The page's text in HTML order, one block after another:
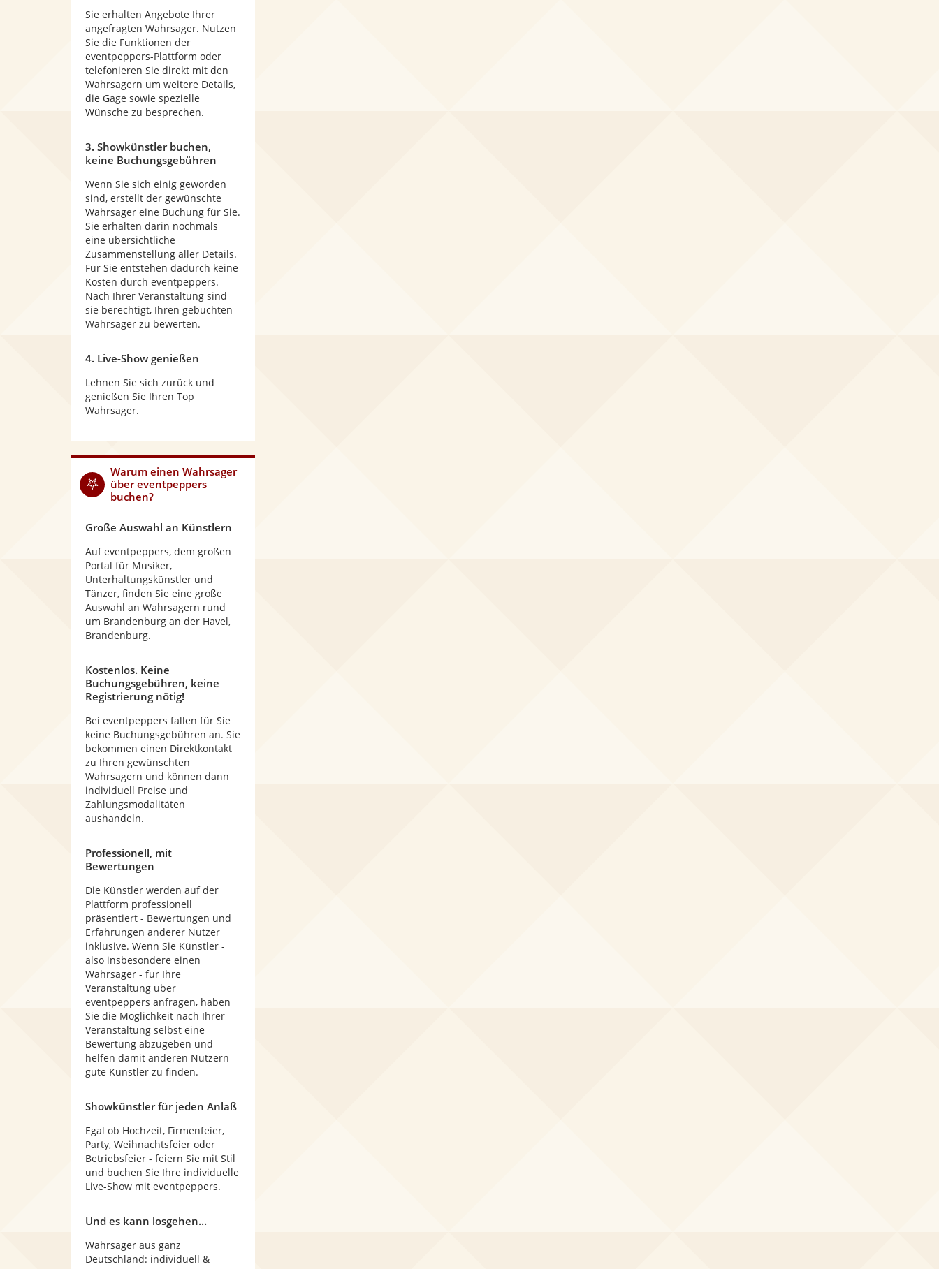
Sie erhalten Angebote Ihrer
angefragten Wahrsager. Nutzen
Sie die Funktionen der
eventpeppers-Plattform oder
telefonieren Sie direkt mit den
Wahrsagern um weitere Details,
die Gage sowie spezielle
Wünsche zu besprechen.
3. Showkünstler buchen,
keine Buchungsgebühren
Wenn Sie sich einig geworden
sind, erstellt der gewünschte
Wahrsager eine Buchung für Sie.
Sie erhalten darin nochmals
eine übersichtliche
Zusammenstellung aller Details.
Für Sie entstehen dadurch keine
Kosten durch eventpeppers.
Nach Ihrer Veranstaltung sind
sie berechtigt, Ihren gebuchten
Wahrsager zu bewerten.
4. Live-Show genießen
Lehnen Sie sich zurück und
genießen Sie Ihren Top
Wahrsager.
Warum einen Wahrsager
über eventpeppers
buchen?
Große Auswahl an Künstlern
Auf eventpeppers, dem großen
Portal für Musiker,
Unterhaltungskünstler und
Tänzer, finden Sie eine große
Auswahl an Wahrsagern rund
um Brandenburg an der Havel,
Brandenburg.
Kostenlos. Keine
Buchungsgebühren, keine
Registrierung nötig!
Bei eventpeppers fallen für Sie
keine Buchungsgebühren an. Sie
bekommen einen Direktkontakt
zu Ihren gewünschten
Wahrsagern und können dann
individuell Preise und
Zahlungsmodalitäten
aushandeln.
Professionell, mit
Bewertungen
Die Künstler werden auf der
Plattform professionell
präsentiert - Bewertungen und
Erfahrungen anderer Nutzer
inklusive. Wenn Sie Künstler -
also insbesondere einen
Wahrsager - für Ihre
Veranstaltung über
eventpeppers anfragen, haben
Sie die Möglichkeit nach Ihrer
Veranstaltung selbst eine
Bewertung abzugeben und
helfen damit anderen Nutzern
gute Künstler zu finden.
Showkünstler für jeden Anlaß
Egal ob Hochzeit, Firmenfeier,
Party, Weihnachtsfeier oder
Betriebsfeier - feiern Sie mit Stil
und buchen Sie Ihre individuelle
Live-Show mit eventpeppers.
Und es kann losgehen...
Wahrsager aus ganz
Deutschland: individuell &